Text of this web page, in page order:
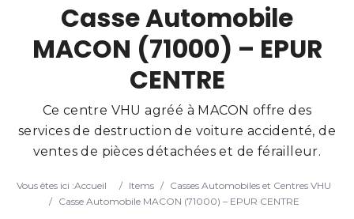
Search
Casse Automobile
MACON (71000) – EPUR
CENTRE
Ce centre VHU agréé à MACON offre des
services de destruction de voiture accidenté, de
ventes de pièces détachées et de férailleur.
Vous êtes ici :Accueil / Items / Casses Automobiles et Centres VHU
/
Casse Automobile MACON (71000) – EPUR CENTRE